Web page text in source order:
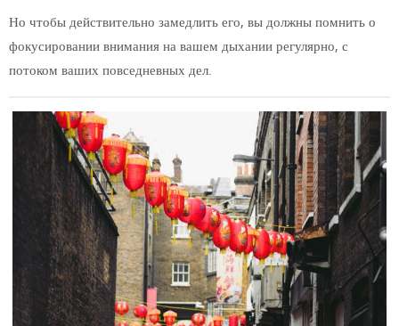
Но чтобы действительно замедлить его, вы должны помнить о
фокусировании внимания на вашем дыхании регулярно, с
потоком ваших повседневных дел.